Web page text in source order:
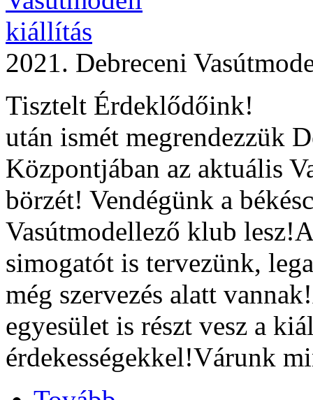
2021. Debreceni
Tisztelt
után ismét megrendezzük
Központjában az aktuális
börzét! Vendégünk a
Vasútmodellező klub
simogatót is tervezünk,
még szervezés alatt
egyesület is részt vesz a
érdekességekkel!Várunk